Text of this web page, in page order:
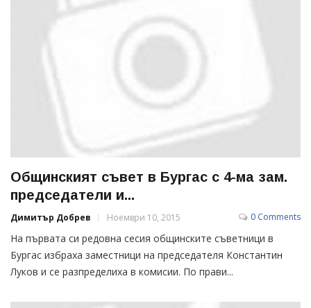
Общинският съвет в Бургас с 4-ма зам.
председатели и...
Димитър Добрев Ноември 10, 2015 0 Comments
На първата си редовна сесия общинските съветници в
Бургас избраха заместници на председателя Константин
Луков и се разпределиха в комисии. По прави...